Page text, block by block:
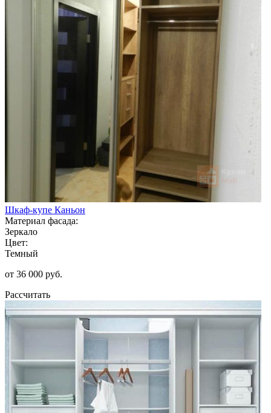
Шкаф-купе Каньон
Материал фасада:
Зеркало
Цвет:
Темный
от 36 000 руб.
Рассчитать